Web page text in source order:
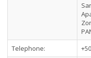
Telephone: